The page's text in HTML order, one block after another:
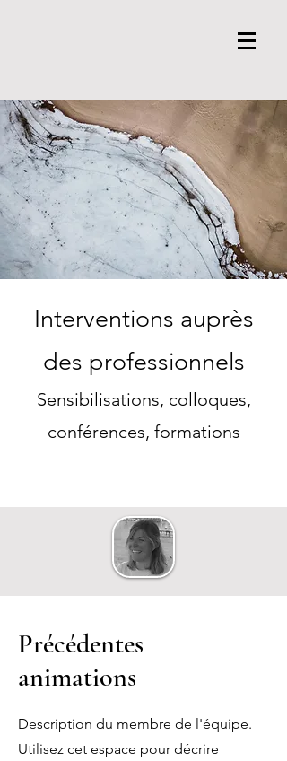
Interventions auprès
des professionnels
Sensibilisations, colloques,
conférences, formations
Précédentes
animations
Description du membre de l'équipe.
Utilisez cet espace pour décrire